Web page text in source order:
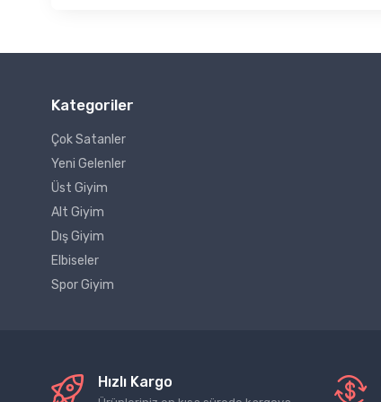
Kategoriler
Çok Satanler
Yeni Gelenler
Üst Giyim
Alt Giyim
Dış Giyim
Elbiseler
Spor Giyim
Hızlı Kargo